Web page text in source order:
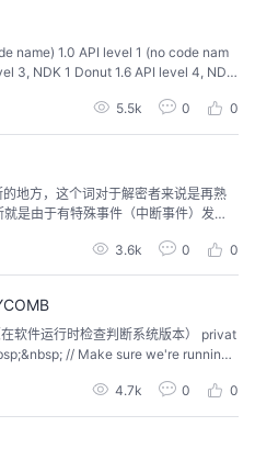
name) 1.0 API level 1 (no code nam
3, NDK 1 Donut 1.6 API level 4, NDK
5.5k 0 0
地方，这个词对于解密者来说是再熟
是由于有特殊事件（中断事件）发
打个比方：你正在上班，突然有同学
去火车站接他。然后你就向老板...
3.6k 0 0
运行时检查判断系统版本） privat
4.7k 0 0